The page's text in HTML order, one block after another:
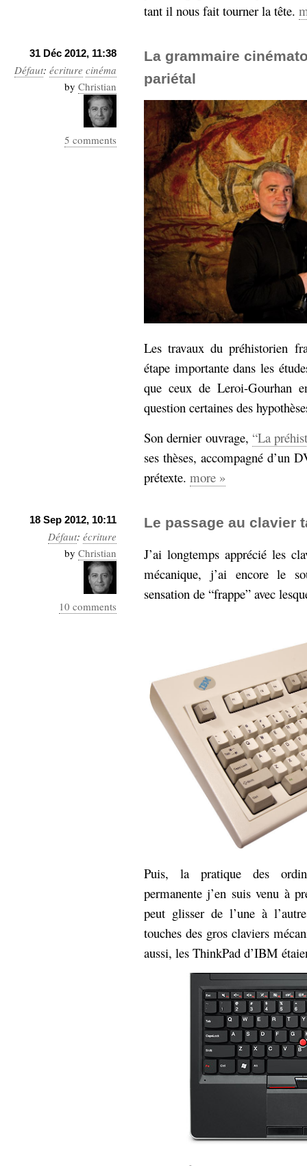
tant il nous fait tourner la tête.
31 Déc 2012, 11:38
Défaut: écriture cinéma
by Christian
5 comments
La grammaire
pariétal
Les travaux du préhistorien
étape importante dans les
que ceux de Leroi-Gourhan
question certaines des
Son dernier ouvrage, “La
ses thèses, accompagné d’un
prétexte. more »
18 Sep 2012, 10:11
Défaut: écriture
by Christian
10 comments
Le passage au clavier
J’ai longtemps apprécié les
mécanique, j’ai encore le
sensation de “frappe” avec
Puis, la pratique des
permanente j’en suis venu à
peut glisser de l’une à
touches des gros claviers
aussi, les ThinkPad d’IBM